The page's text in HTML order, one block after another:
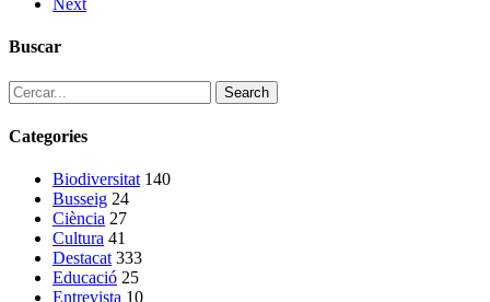
Next
Buscar
Search
Categories
Biodiversitat 140
Busseig 24
Ciència 27
Cultura 41
Destacat 333
Educació 25
Entrevista 10